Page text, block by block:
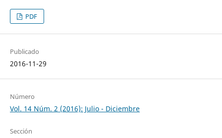
PDF
Publicado
2016-11-29
Número
Vol. 14 Núm. 2 (2016): Julio - Diciembre
Sección